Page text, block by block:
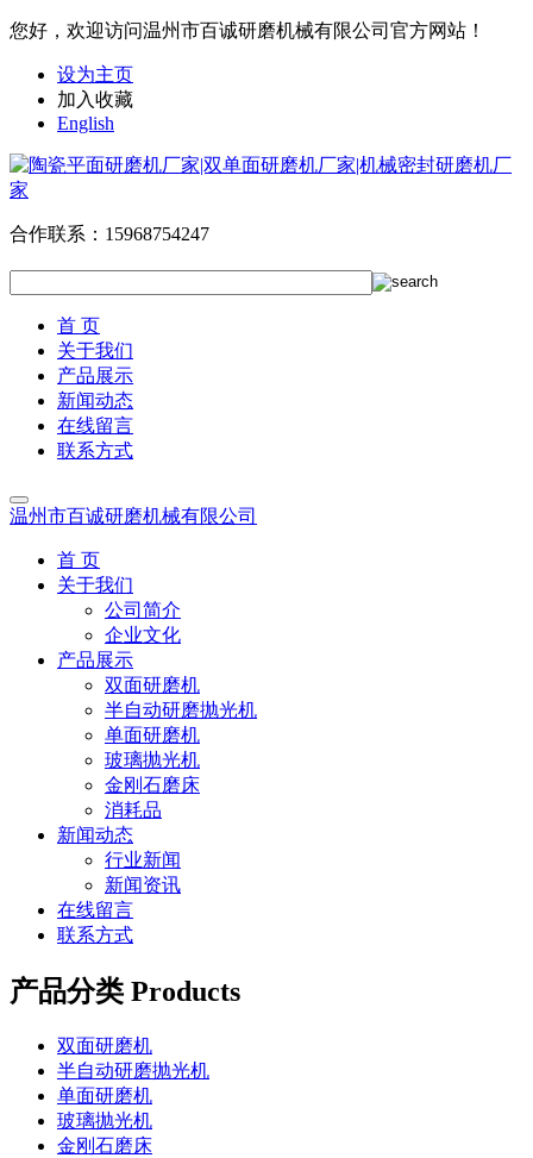
您好，欢迎访问温州市百诚研磨机械有限公司官方网站！
设为主页
加入收藏
English
合作联系： 15968754247
首 页
关于我们
产品展示
新闻动态
在线留言
联系方式
温州市百诚研磨机械有限公司
首 页
关于我们
公司简介
企业文化
产品展示
双面研磨机
半自动研磨抛光机
单面研磨机
玻璃抛光机
金刚石磨床
消耗品
新闻动态
行业新闻
新闻资讯
在线留言
联系方式
产品分类 Products
双面研磨机
半自动研磨抛光机
单面研磨机
玻璃抛光机
金刚石磨床